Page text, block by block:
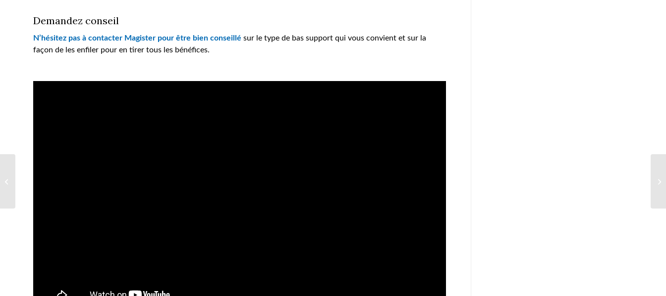
Demandez conseil
N’hésitez pas à contacter Magister pour être bien conseillé sur le type de bas support qui vous convient et sur la
façon de les enfiler pour en tirer tous les bénéfices.